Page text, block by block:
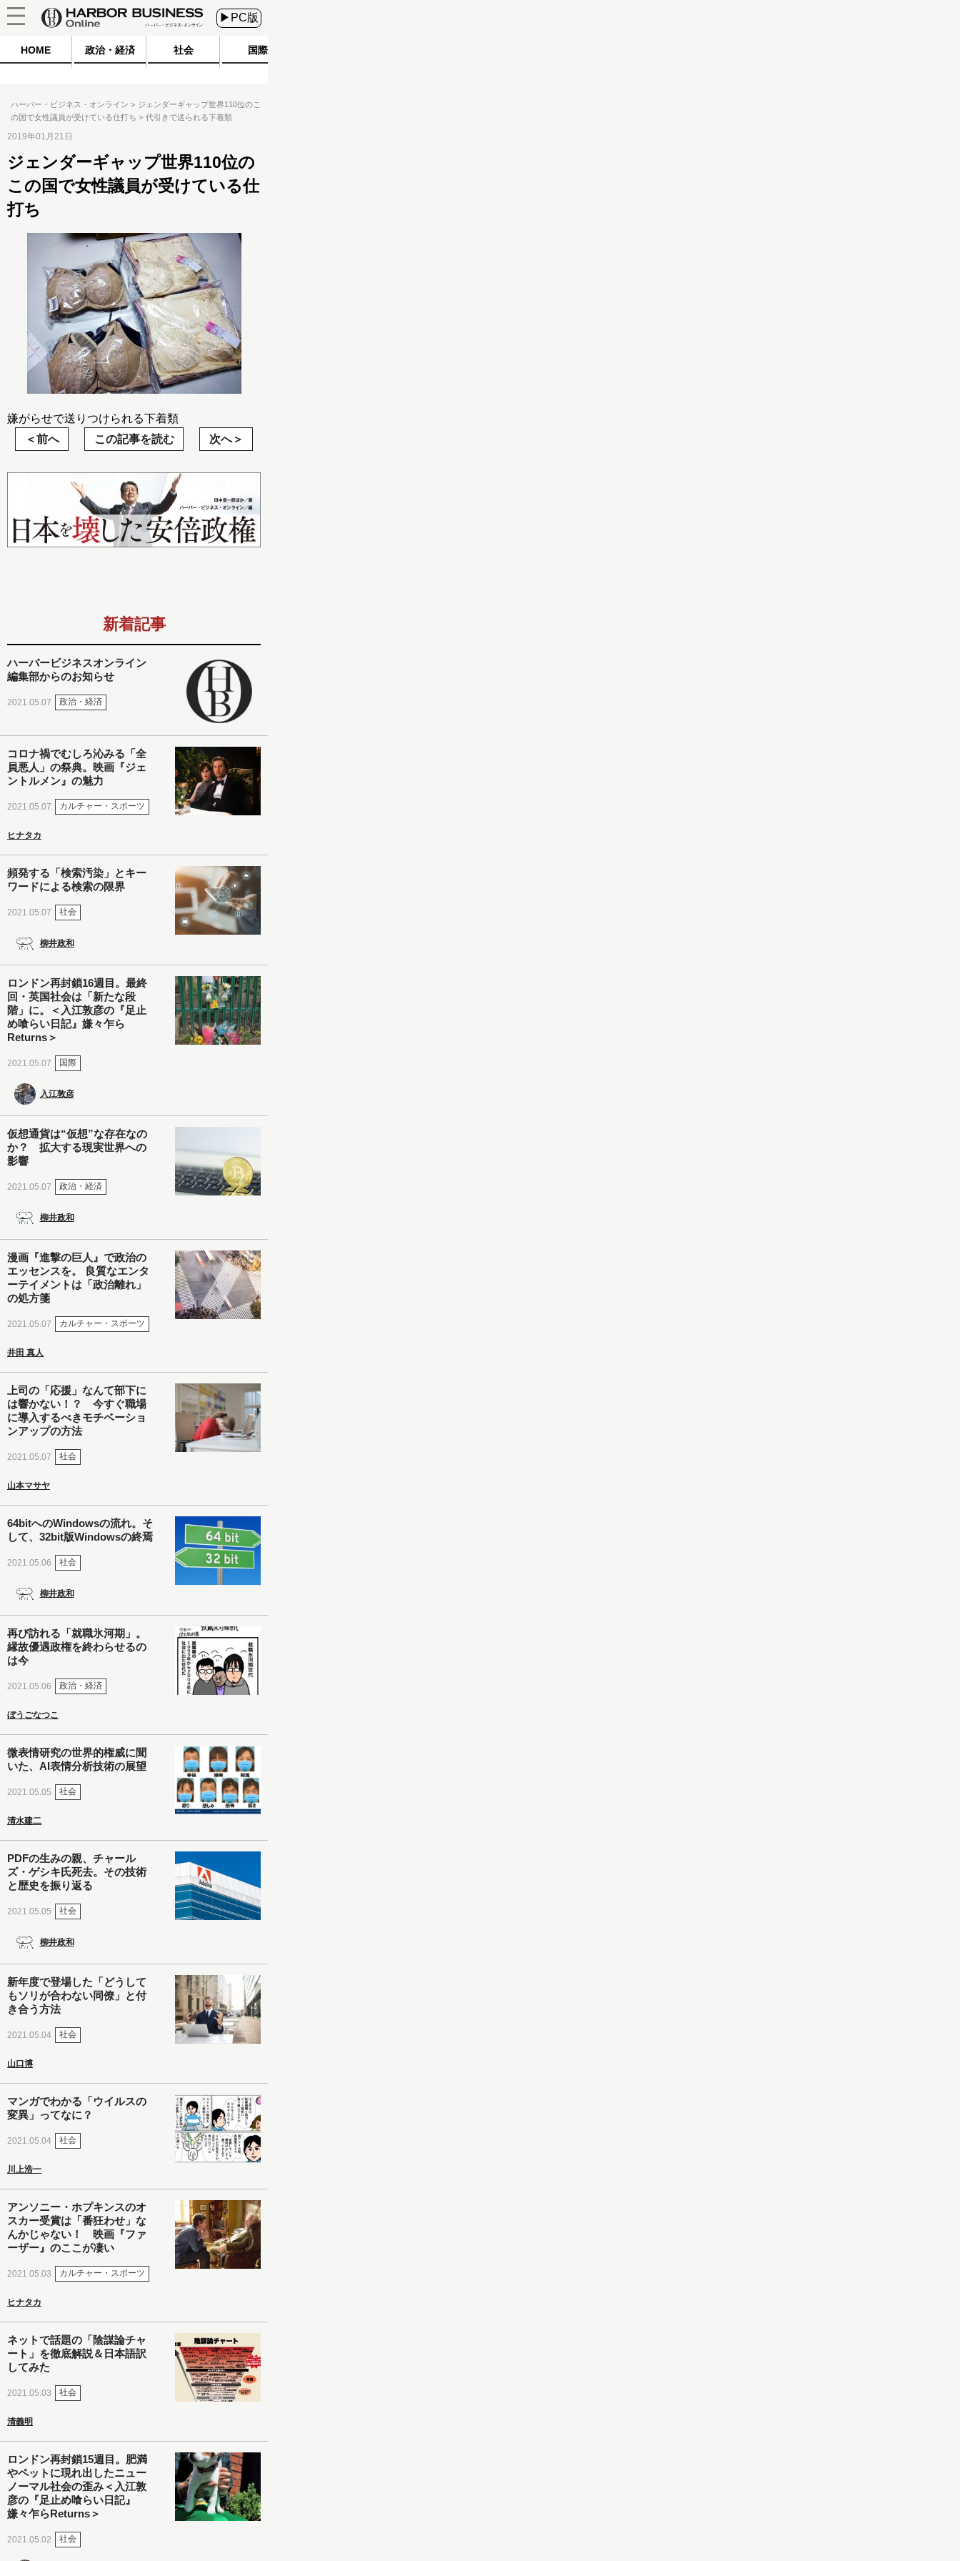
▶PC版
HOME 政治・経済 社会 国際
ハーバー・ビジネス・オンライン
ジェンダーギャップ世界110位のこ
の国で女性議員が受けている仕打ち
代引きで送られる下着類
2019年01月21日
ジェンダーギャップ世界110位の
この国で女性議員が受けている仕
打ち
嫌がらせで送りつけられる下着類
前へ
この記事を読む 次へ
新着記事
ハーバービジネスオンライン
編集部からのお知らせ
2021.05.07 政治・経済
コロナ禍でむしろ沁みる「全
員悪人」の祭典。映画『ジェ
ントルメン』の魅力
2021.05.07 カルチャー・スポーツ
ヒナタカ
頻発する「検索汚染」とキー
ワードによる検索の限界
2021.05.07 社会
柳井政和
ロンドン再封鎖16週目。最終
回・英国社会は「新たな段
階」に。＜入江敦彦の『足止
め喰らい日記』嫌々乍ら
Returns＞
2021.05.07 国際
入江敦彦
仮想通貨は“仮想”な存在なの
か？ 拡大する現実世界への
影響
2021.05.07 政治・経済
柳井政和
漫画『進撃の巨人』で政治の
エッセンスを。 良質なエンタ
ーテイメントは「政治離れ」
の処方箋
2021.05.07 カルチャー・スポーツ
井田 真人
上司の「応援」なんて部下に
は響かない！？ 今すぐ職場
に導入するべきモチベーショ
ンアップの方法
2021.05.07 社会
山本マサヤ
64bitへのWindowsの流れ。そ
して、32bit版Windowsの終焉
2021.05.06 社会
柳井政和
再び訪れる「就職氷河期」。
縁故優遇政権を終わらせるの
は今
2021.05.06 政治・経済
ぼうごなつこ
微表情研究の世界的権威に聞
いた、AI表情分析技術の展望
2021.05.05 社会
清水建二
PDFの生みの親、チャール
ズ・ゲシキ氏死去。その技術
と歴史を振り返る
2021.05.05 社会
柳井政和
新年度で登場した「どうして
もソリが合わない同僚」と付
き合う方法
2021.05.04 社会
山口博
マンガでわかる「ウイルスの
変異」ってなに？
2021.05.04 社会
川上浩一
アンソニー・ホプキンスのオ
スカー受賞は「番狂わせ」な
んかじゃない！ 映画『ファ
ーザー』のここが凄い
2021.05.03 カルチャー・スポーツ
ヒナタカ
ネットで話題の「陰謀論チャ
ート」を徹底解説＆日本語訳
してみた
2021.05.03 社会
清義明
ロンドン再封鎖15週目。肥満
やペットに現れ出したニュー
ノーマル社会の歪み＜入江敦
彦の『足止め喰らい日記』
嫌々乍らReturns＞
2021.05.02 社会